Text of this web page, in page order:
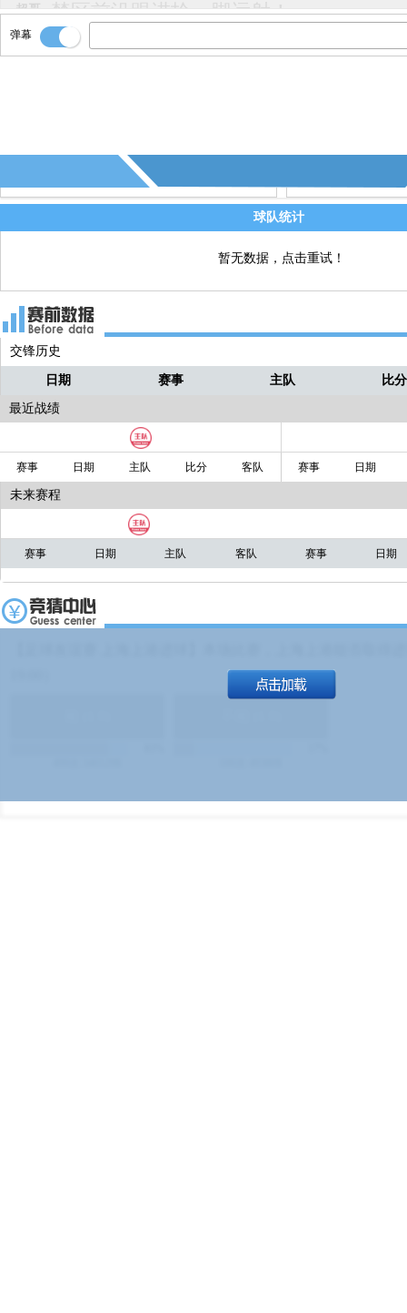
超哥 禁区前沿跟进抡一脚远射！
超哥 乔治跟进！
恩昆库一路狂奔，长驱直入！！！
切尔西顺势推反击！！！！！！
弹幕
球队统计
暂无数据，点击重试！
交锋历史
日期 赛事 主队 比分
最近战绩
赛事 日期 主队 比分 客队 赛事 日期
未来赛程
赛事 日期 主队 客队 赛事 日期